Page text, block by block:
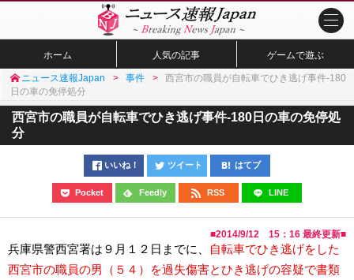
ホーム 人気の記事 ゲームで遊ぶ
ニュース速報Japan 事件
西宮市の職員が自転車でひき逃げ事件-180
日の車の免停処分
西宮市の職員が自転車でひき逃げ事件-180日の車の免停処
分
いいね！ ツイート はてブ
Pocket Feedly RSS LINE
■2014/9/12 15：16 最終更新■
兵庫県警西宮署は９月１２日までに、
自転車でひき逃げをした
西宮市の職員の男（５４）を過失傷害とひき逃げの容疑で書類